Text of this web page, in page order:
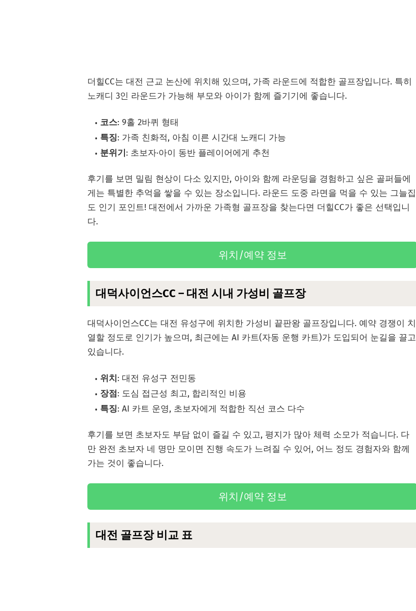
더힐CC는 대전 근교 논산에 위치해 있으며, 가족 라운드에 적합한 골프장입니다. 특히
노캐디 3인 라운드가 가능해 부모와 아이가 함께 즐기기에 좋습니다.
코스: 9홀 2바퀴 형태
특징: 가족 친화적, 아침 이른 시간대 노캐디 가능
분위기: 초보자·아이 동반 플레이어에게 추천
후기를 보면 밀림 현상이 다소 있지만, 아이와 함께 라운딩을 경험하고 싶은 골퍼들에
게는 특별한 추억을 쌓을 수 있는 장소입니다. 라운드 도중 라면을 먹을 수 있는 그늘집
도 인기 포인트! 대전에서 가까운 가족형 골프장을 찾는다면 더힐CC가 좋은 선택입니
다.
위치/예약 정보
대덕사이언스CC – 대전 시내 가성비 골프장
대덕사이언스CC는 대전 유성구에 위치한 가성비 끝판왕 골프장입니다. 예약 경쟁이 치
열할 정도로 인기가 높으며, 최근에는 AI 카트(자동 운행 카트)가 도입되어 눈길을 끌고
있습니다.
위치 : 대전 유성구 전민동
장점: 도심 접근성 최고, 합리적인 비용
특징: AI 카트 운영, 초보자에게 적합한 직선 코스 다수
후기를 보면 초보자도 부담 없이 즐길 수 있고, 평지가 많아 체력 소모가 적습니다. 다
만 완전 초보자 네 명만 모이면 진행 속도가 느려질 수 있어, 어느 정도 경험자와 함께
가는 것이 좋습니다.
위치/예약 정보
대전 골프장 비교 표